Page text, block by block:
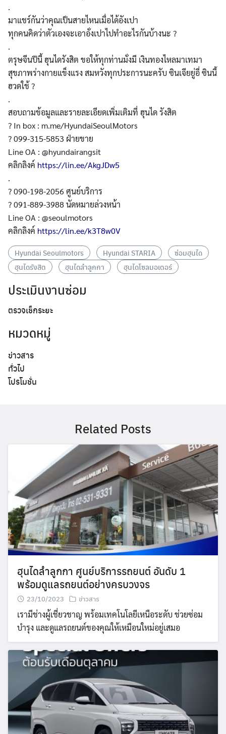
Search
.
มาแชร์กันว่าคุณเป็นสายไหนเมื่อได้อังเปา
ทุกคนคิดว่าตัวเองจะเอาอั่งเปาไปทำอะไรกันบ้างนะ ?
.
ตรุษจีนปีนี้ ฮุนไดรังสิต ขอให้ทุกท่านมั่งมี เงินทองไหลมาเทมา
สุขภาพร่างกายแข็งแรง สมหวังทุกประการนะครับ ซินเจียยู่อี่ ซินนี้
ฮวดใช้ ?
.
สอบถามข้อมูลและรายละเอียดเพิ่มเติมที่ ฮุนได รังสิต
? In box : m.me/HyundaiSeoulMotors
? 099-315-5853 ฝ่ายขาย
Line OA : @hyundairangsit
คลิกลิงค์ https://lin.ee/AkgJDw5
.
? 090-198-2056 ศูนย์บริการ
? 091-889-3988 นัดหมายล่วงหน้า
Line OA : @seoulmotors
คลิกลิงค์ https://lin.ee/k3T8w0V
Hyundai Seoulmotors Hyundai STARIA
ซ่อมฮุนได
ฮุนไดรังสิต
ฮุนไดลำลูกกา ฮุนไดโซลมอเตอร์
ประเมินงานซ่อม
ตรวจเช็กระยะ
หมวดหมู่
ข่าวสาร
ทั่วไป
โปรโมชั่น
Related Posts
ฮุนไดลำลูกกา ศูนย์บริการรถยนต์ อันดับ 1
พร้อมดูแลรถยนต์อย่างครบวงจร
23/10/2023 ข่าวสาร
เรามีช่างผู้เชี่ยวชาญ พร้อมเทคโนโลยีเหนือระดับ ช่วยซ่อม
บำรุง และดูแลรถยนต์ของคุณให้เหมือนใหม่อยู่เสมอ